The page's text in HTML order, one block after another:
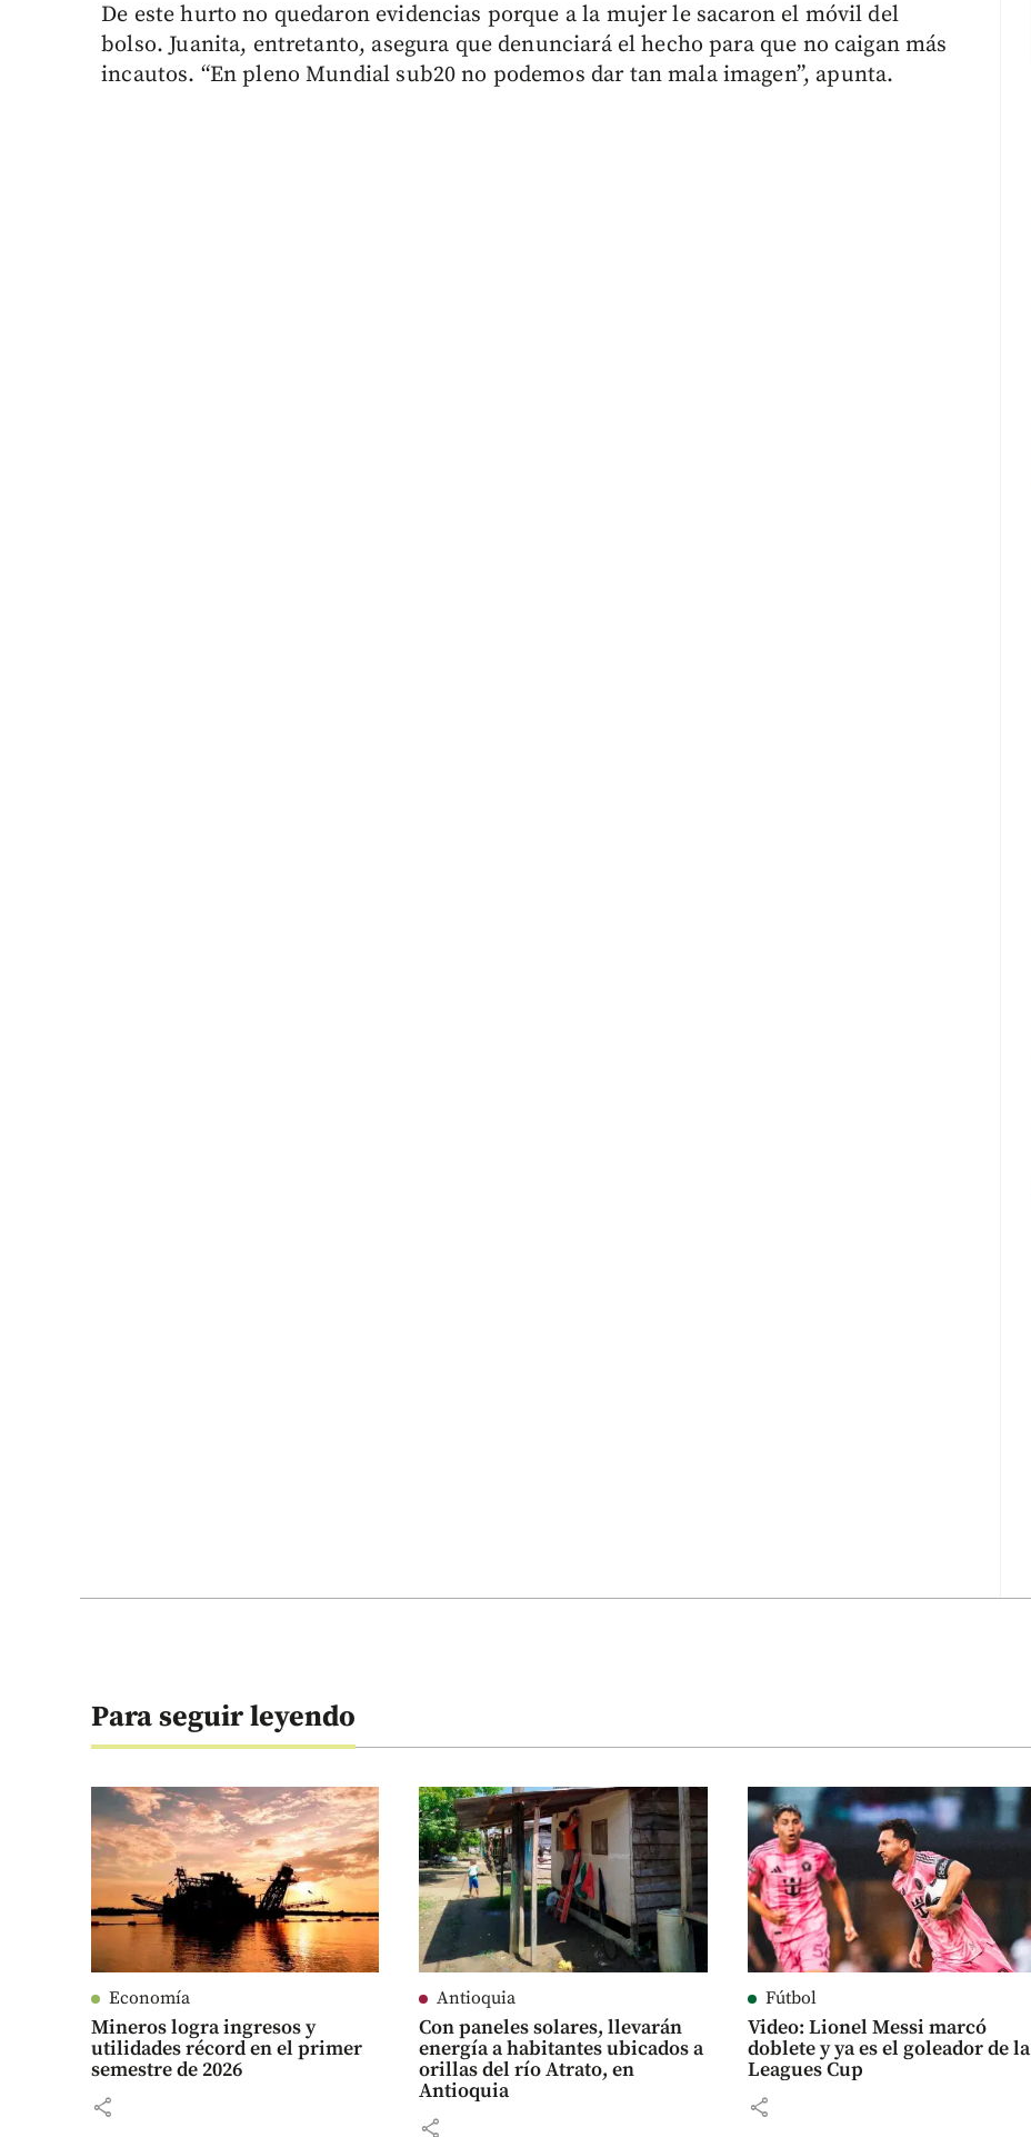
De este hurto no quedaron evidencias porque a la mujer le sacaron el móvil del
bolso. Juanita, entretanto, asegura que denunciará el hecho para que no caigan más
incautos. “En pleno Mundial sub20 no podemos dar tan mala imagen”, apunta.
Para seguir leyendo
Economía
Mineros logra ingresos y
utilidades récord en el primer
semestre de 2026
share
Antioquia
Con paneles solares, llevarán
energía a habitantes ubicados a
orillas del río Atrato, en
Antioquia
share
Fútbol
Video: Lionel Messi marcó
doblete y ya es el goleador de la
Leagues Cup
share